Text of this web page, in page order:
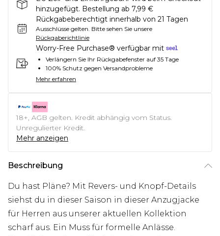
hinzugefügt. Bestellung ab 7,99 €
Rückgabeberechtigt innerhalb von 21 Tagen
Ausschlüsse gelten. Bitte sehen Sie unsere
Rückgaberichtlinie
Worry-Free Purchase® verfügbar mit
Verlängern Sie Ihr Rückgabefenster auf 35 Tage
100% Schutz gegen Versandprobleme
Mehr erfahren
18+, AGB gelten. Kredit abhängig vom Status.
Unregulierter Kredit.
Mehr anzeigen
Beschreibung
Du hast Pläne? Mit Revers- und Knopf-Details
siehst du in dieser Saison in dieser Anzugjacke
für Herren aus unserer aktuellen Kollektion
scharf aus. Ein Muss für formelle Anlässe.